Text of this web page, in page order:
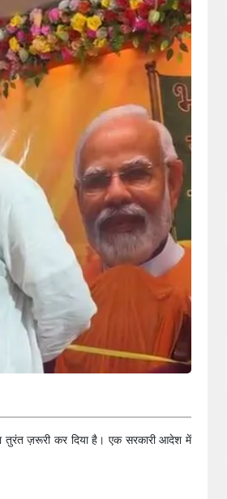
तुरंत ज़रूरी कर दिया है। एक सरकारी आदेश में